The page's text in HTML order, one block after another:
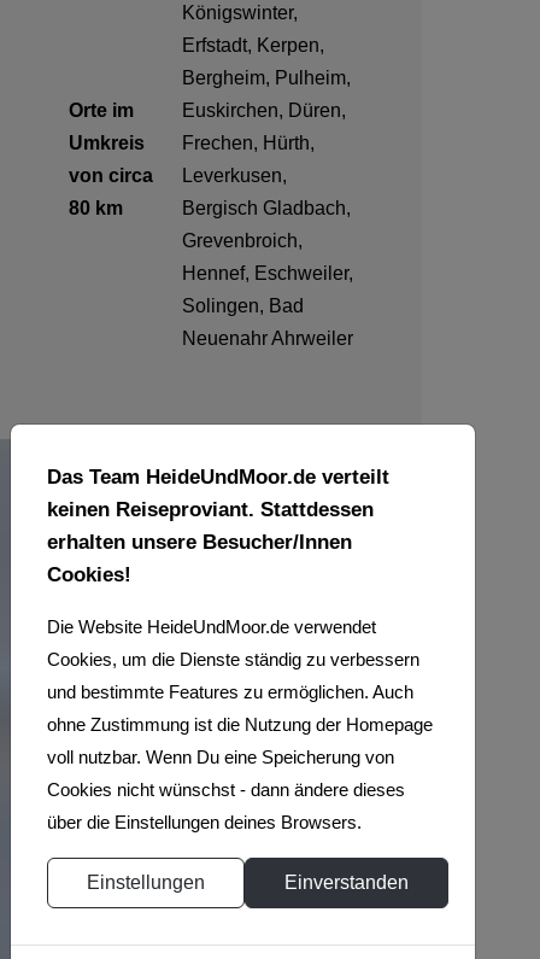
Orte im
Umkreis
von circa
80 km
Königswinter,
Erfstadt, Kerpen,
Bergheim, Pulheim,
Euskirchen, Düren,
Frechen, Hürth,
Leverkusen,
Bergisch Gladbach,
Grevenbroich,
Hennef, Eschweiler,
Solingen, Bad
Neuenahr Ahrweiler
WIR
LIEBEN
ES
DRAUSSEN U
Das Team HeideUndMoor.de verteilt
keinen Reiseproviant. Stattdessen
erhalten unsere Besucher/Innen
Cookies!
Die Website HeideUndMoor.de verwendet
Cookies, um die Dienste ständig zu verbessern
und bestimmte Features zu ermöglichen. Auch
ohne Zustimmung ist die Nutzung der Homepage
voll nutzbar. Wenn Du eine Speicherung von
Cookies nicht wünschst - dann ändere dieses
über die Einstellungen deines Browsers.
Einstellungen Einverstanden